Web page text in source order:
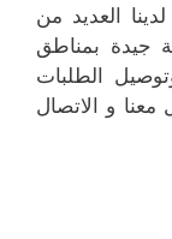
العديد من
جيدة بمناطق
الطلبات
معنا و الاتصال